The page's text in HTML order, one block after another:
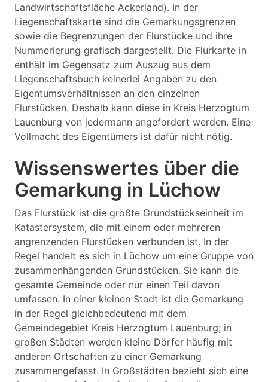
Landwirtschaftsfläche Ackerland). In der
Liegenschaftskarte sind die Gemarkungsgrenzen
sowie die Begrenzungen der Flurstücke und ihre
Nummerierung grafisch dargestellt. Die Flurkarte in
enthält im Gegensatz zum Auszug aus dem
Liegenschaftsbuch keinerlei Angaben zu den
Eigentumsverhältnissen an den einzelnen
Flurstücken. Deshalb kann diese in Kreis Herzogtum
Lauenburg von jedermann angefordert werden. Eine
Vollmacht des Eigentümers ist dafür nicht nötig.
Wissenswertes über die
Gemarkung in Lüchow
Das Flurstück ist die größte Grundstückseinheit im
Katastersystem, die mit einem oder mehreren
angrenzenden Flurstücken verbunden ist. In der
Regel handelt es sich in Lüchow um eine Gruppe von
zusammenhängenden Grundstücken. Sie kann die
gesamte Gemeinde oder nur einen Teil davon
umfassen. In einer kleinen Stadt ist die Gemarkung
in der Regel gleichbedeutend mit dem
Gemeindegebiet Kreis Herzogtum Lauenburg; in
großen Städten werden kleine Dörfer häufig mit
anderen Ortschaften zu einer Gemarkung
zusammengefasst. In Großstädten bezieht sich eine